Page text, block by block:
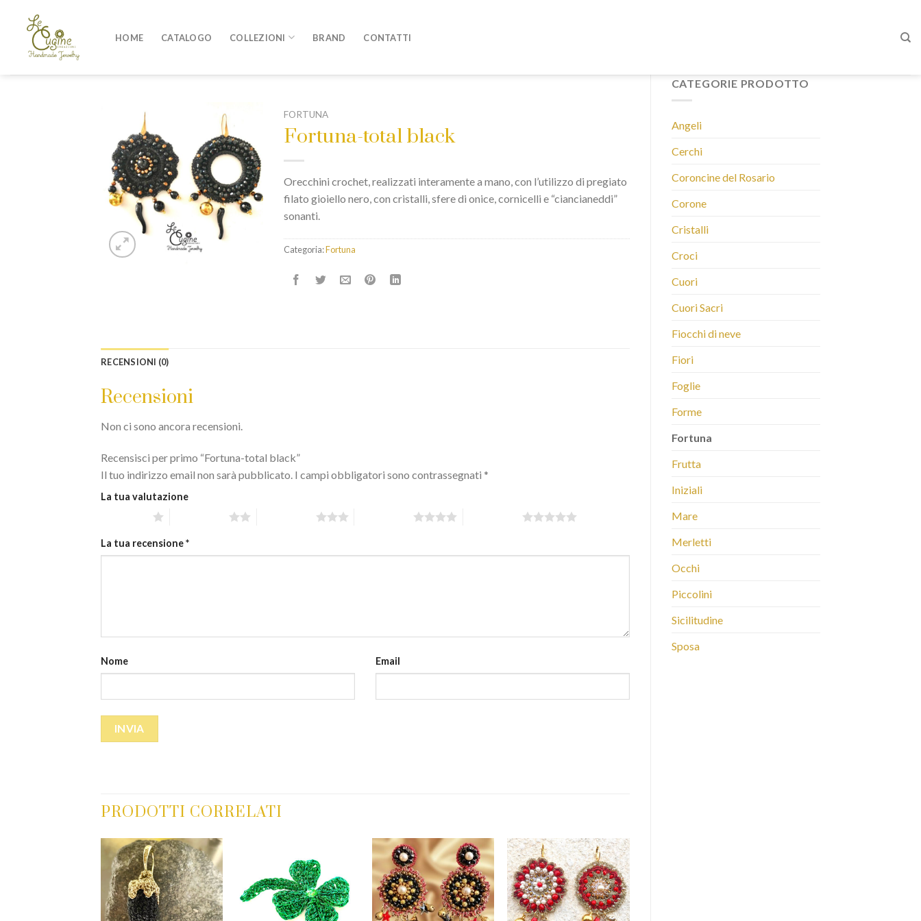
content
HOME CATALOGO COLLEZIONI BRAND CONTATTI
CATEGORIE PRODOTTO
Angeli
Cerchi
Coroncine del Rosario
Corone
Cristalli
Croci
Cuori
Cuori Sacri
Fiocchi di neve
Fiori
Foglie
Forme
Fortuna
Frutta
Iniziali
Mare
Merletti
Occhi
Piccolini
Sicilitudine
Sposa
FORTUNA
Fortuna-total black
Orecchini crochet, realizzati interamente a mano, con l’utilizzo di pregiato
filato gioiello nero, con cristalli, sfere di onice, cornicelli e “ciancianeddi”
sonanti.
Categoria:Fortuna
RECENSIONI (0)
Recensioni
Non ci sono ancora recensioni.
Recensisci per primo “Fortuna-total black”
Il tuo indirizzo email non sarà pubblicato. I campi obbligatori sono contrassegnati *
La tua valutazione
La tua recensione*
Nome Email
PRODOTTI CORRELATI